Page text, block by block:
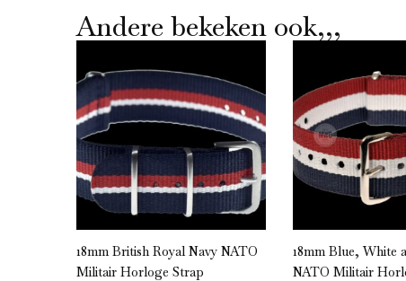
Andere bekeken ook,,,
18mm British Royal Navy NATO
Militair Horloge Strap
18mm Blue, White
NATO Militair